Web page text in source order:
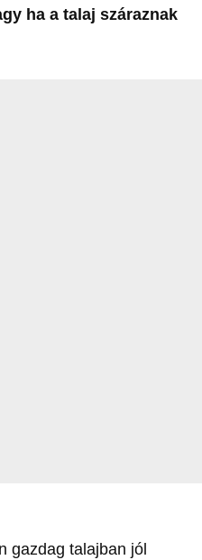
ha a talaj száraznak
gazdag talajban jól